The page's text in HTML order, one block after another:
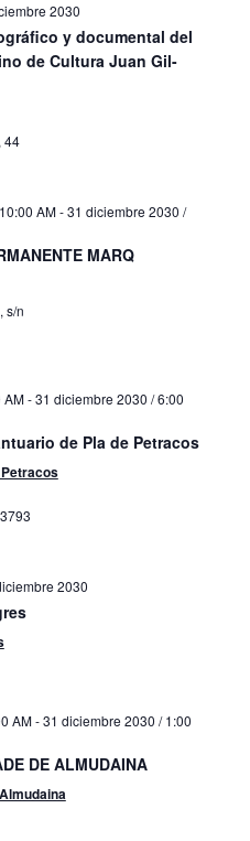
2030
y documental del
de Cultura Juan Gil-
44
AM-31 diciembre 2030 /
MARQ
s/n
AM-31 diciembre 2030 / 6:00
de Pla de Petracos
2030
AM-31 diciembre 2030 / 1:00
DE ALMUDAINA